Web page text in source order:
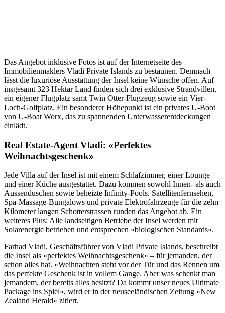
Das Angebot inklusive Fotos ist auf der Internetseite des
Immobilienmaklers Vladi Private Islands zu bestaunen. Demnach
lässt die luxuriöse Ausstattung der Insel keine Wünsche offen. Auf
insgesamt 323 Hektar Land finden sich drei exklusive Strandvillen,
ein eigener Flugplatz samt Twin Otter-Flugzeug sowie ein Vier-
Loch-Golfplatz. Ein besonderer Höhepunkt ist ein privates U-Boot
von U-Boat Worx, das zu spannenden Unterwasserentdeckungen
einlädt.
Real Estate-Agent Vladi: «Perfektes
Weihnachtsgeschenk»
Jede Villa auf der Insel ist mit einem Schlafzimmer, einer Lounge
und einer Küche ausgestattet. Dazu kommen sowohl Innen- als auch
Aussenduschen sowie beheizte Infinity-Pools. Satellitenfernsehen,
Spa-Massage-Bungalows und private Elektrofahrzeuge für die zehn
Kilometer langen Schotterstrassen runden das Angebot ab. Ein
weiteres Plus: Alle landseitigen Betriebe der Insel werden mit
Solarenergie betrieben und entsprechen «biologischen Standards».
Farhad Vladi, Geschäftsführer von Vladi Private Islands, beschreibt
die Insel als «perfektes Weihnachtsgeschenk» – für jemanden, der
schon alles hat. «Weihnachten steht vor der Tür und das Rennen um
das perfekte Geschenk ist in vollem Gange. Aber was schenkt man
jemandem, der bereits alles besitzt? Da kommt unser neues Ultimate
Package ins Spiel», wird er in der neuseeländischen Zeitung «New
Zealand Herald» zitiert.